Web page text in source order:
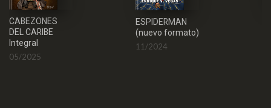
CABEZONES
DEL CARIBE
Integral
05/2025
ESPIDERMAN
(nuevo formato)
11/2024